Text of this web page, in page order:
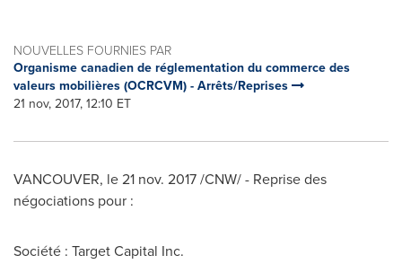
NOUVELLES FOURNIES PAR
Organisme canadien de réglementation du commerce des
valeurs mobilières (OCRCVM) - Arrêts/Reprises
21 nov, 2017, 12:10 ET
VANCOUVER, le 21 nov. 2017 /CNW/ - Reprise des
négociations pour :
Société : Target Capital Inc.